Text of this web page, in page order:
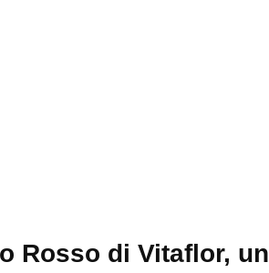
Rosso di Vitaflor, un